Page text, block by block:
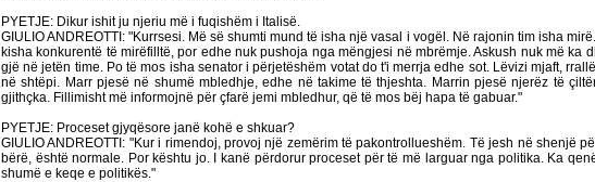
PYETJE: Dikur ishit ju njeriu më i fuqishëm i Italisë.
GIULIO ANDREOTTI: "Kurrsesi. Më së shumti mund të isha një vasal i vogël. Në rajonin tim isha
kisha konkurentë të mirëfilltë, por edhe nuk pushoja nga mëngjesi në mbrëmje. Askush nuk më ka
gjë në jetën time. Po të mos isha senator i përjetëshëm votat do t'i merrja edhe sot. Lëvizi mjaft,
në shtëpi. Marr pjesë në shumë mbledhje, edhe në takime të thjeshta. Marrin pjesë njerëz të
gjithçka. Fillimisht më informojnë për çfarë jemi mbledhur, që të mos bëj hapa të gabuar."
PYETJE: Proceset gjyqësore janë kohë e shkuar?
GIULIO ANDREOTTI: "Kur i rimendoj, provoj një zemërim të pakontrollueshëm. Të jesh në shenjë
bërë, është normale. Por kështu jo. I kanë përdorur proceset për të më larguar nga politika. Ka
shumë e keqe e politikës."